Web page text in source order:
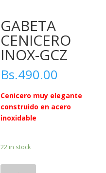
GABETA
CENICERO
INOX-GCZ
Bs.490.00
Cenicero muy elegante
construido en acero
inoxidable
22 in stock